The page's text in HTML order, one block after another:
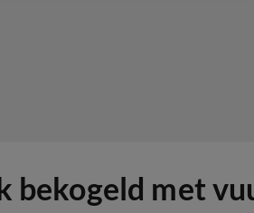
bekogeld met